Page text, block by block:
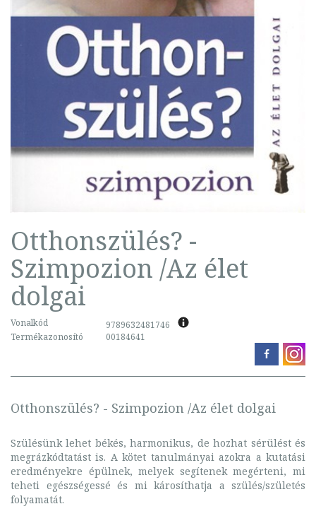
Otthonszülés? -
Szimpozion /Az élet
dolgai
Vonalkód
9789632481746
Termékazonosító
00184641
Otthonszülés? - Szimpozion /Az élet dolgai
Szülésünk lehet békés, harmonikus, de hozhat sérülést és
megrázkódtatást is. A kötet tanulmányai azokra a kutatási
eredményekre épülnek, melyek segítenek megérteni, mi
teheti egészségessé és mi károsíthatja a szülés/születés
folyamatát.